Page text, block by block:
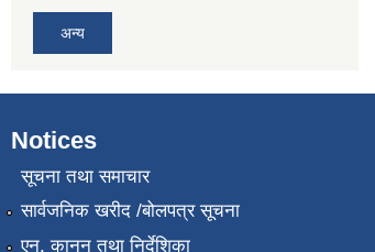
अन्य
Notices
सूचना तथा समाचार
सार्वजनिक खरीद /बोलपत्र सूचना
एन, कानुन तथा निर्देशिका